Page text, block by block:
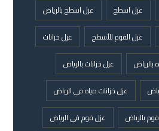
عزل اسطح
عزل اسطح بالرياض
عزل الفوم للأسطح
عزل خزانات
بالرياض
عزل خزانات بالرياض
عزل خزانات مياه في الرياض
بالرياض
عزل فوم في الرياض